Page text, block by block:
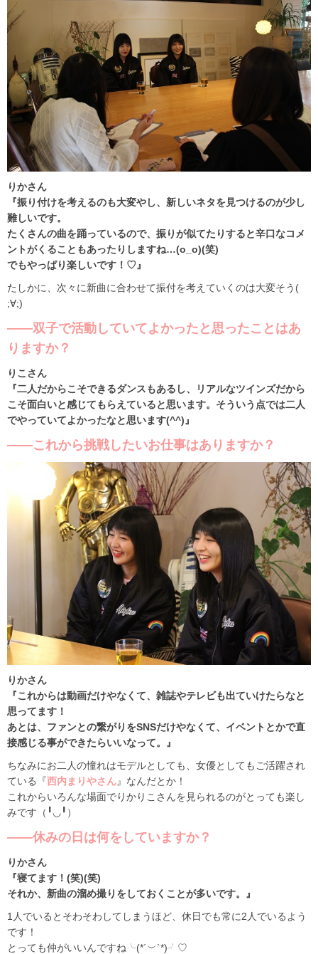
りかさん
『振り付けを考えるのも大変やし、新しいネタを見つけるのが少し
難しいです。
たくさんの曲を踊っているので、振りが似てたりすると辛口なコメ
ントがくることもあったりしますね…(o_o)(笑)
でもやっぱり楽しいです！♡』
たしかに、次々に新曲に合わせて振付を考えていくのは大変そう(
;∀;)
――双子で活動していてよかったと思ったことはあ
りますか？
りこさん
『二人だからこそできるダンスもあるし、リアルなツインズだから
こそ面白いと感じてもらえていると思います。そういう点では二人
でやっていてよかったなと思います(^^)』
――これから挑戦したいお仕事はありますか？
りかさん
『これからは動画だけやなくて、雑誌やテレビも出ていけたらなと
思ってます！
あとは、ファンとの繋がりをSNSだけやなくて、イベントとかで直
接感じる事ができたらいいなって。』
ちなみにお二人の憧れはモデルとしても、女優としてもご活躍され
ている『西内まりやさん』なんだとか！
これからいろんな場面でりかりこさんを見られるのがとっても楽し
みです（╹◡╹）
――休みの日は何をしていますか？
りかさん
『寝てます！(笑)(笑)
それか、新曲の溜め撮りをしておくことが多いです。』
1人でいるとそわそわしてしまうほど、休日でも常に2人でいるよう
です！
とっても仲がいいんですね╰(*´︶`*)╯♡